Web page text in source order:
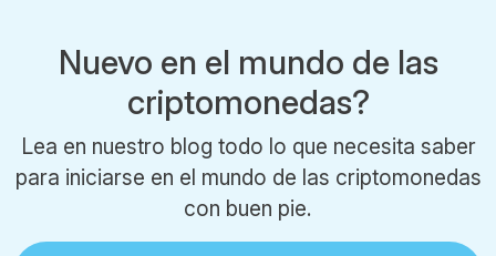
Nuevo en el mundo de las
criptomonedas?
Lea en nuestro blog todo lo que necesita saber
para iniciarse en el mundo de las criptomonedas
con buen pie.